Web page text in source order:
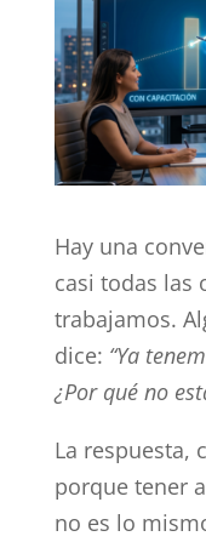
Hay una
casi todas las
trabajamos.
dice: “Ya
¿Por qué no
La respuesta,
porque tener
no es lo